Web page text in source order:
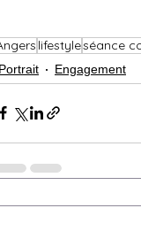
lifestyleséance
Portrait Engagement